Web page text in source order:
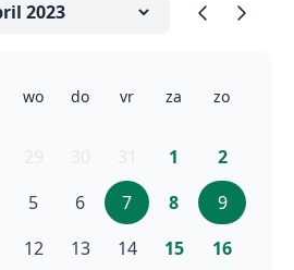
wo do vr za zo
1 2
5 6 7 8 9
12 13 14 15 16